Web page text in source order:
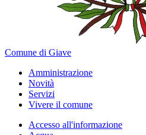
Comune di Giave
Amministrazione
Novità
Servizi
Vivere il comune
Accesso all'informazione